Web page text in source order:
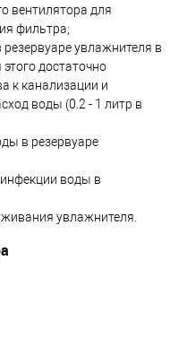
вентилятора для
фильтра;
увлажнителя в
достаточно
к канализации и
воды (0.2 - 1 литр в
в резервуаре
воды в
увлажнителя.